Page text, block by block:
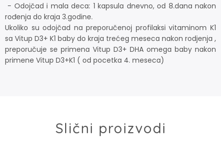
- Odojčad i mala deca: 1 kapsula dnevno, od 8.dana nakon
rođenja do kraja 3.godine.
Ukoliko su odojčad na preporučenoj profilaksi vitaminom K1
sa Vitup D3+ K1 baby do kraja trećeg meseca nakon rodjenja ,
preporučuje se primena Vitup D3+ DHA omega baby nakon
primene Vitup D3+K1 ( od pocetka 4. meseca)
Slični proizvodi